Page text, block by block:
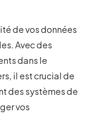
de vos données
Avec des
dans le
il est crucial de
des systèmes de
vos